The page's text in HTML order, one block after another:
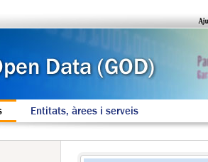
Entitats, àrees i serveis